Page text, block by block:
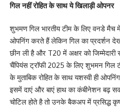
गिल नहीं रोहित के साथ ये खिलाड़ी ओपनर
शुभमण गिल भारतीय टीम के लिए वनडे मैच
ओपनिंग करते हैं लेकिन गिल का प्रदर्शन
छीन ली है और T20 में अक्षर को जिम्मेदारी
चैंपियंस ट्रॉफी 2025 के लिए शुभमन गिल
के मुताबिक रोहित के साथ यशस्वी ही
इसमें दाएं और बाएं हाथ का कंबीनेशन बढ़
चोटिल होते है तो उनके बैकअप में प्रसिद्ध